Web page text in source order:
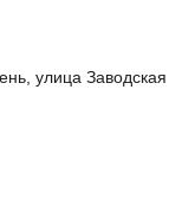
улица Заводская